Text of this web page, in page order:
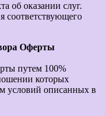
об оказании слуг.
соответствующего
Оферты
путем 100%
которых
условий описанных в